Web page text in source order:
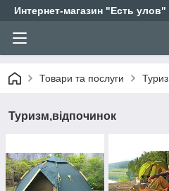
Интернет-магазин "Есть улов"
Товари та послуги
Туризм,відпочинок